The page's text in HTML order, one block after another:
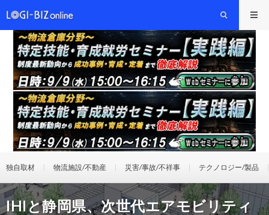
独自取材 物流施設/不動産 災害/事故/不祥事 テクノロジー/製品
IHIと静岡県、次世代エアモビリティ